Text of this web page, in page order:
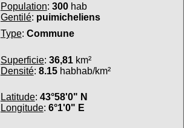
Population: 300hab
Gentilé: puimicheliens
Type: Commune
Superficie: 36,81km²
Densité: 8.15habhab/km²
Latitude: 43°58'0" N
Longitude: 6°1'0" E